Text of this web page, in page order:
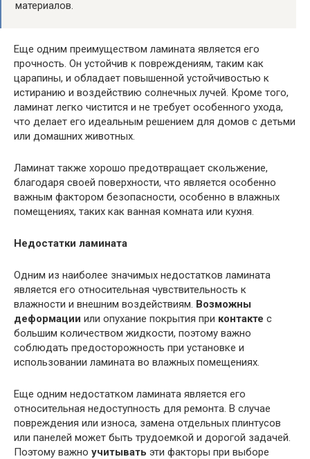
материалов.
Еще одним преимуществом ламината является его
прочность. Он устойчив к повреждениям, таким как
царапины, и обладает повышенной устойчивостью к
истиранию и воздействию солнечных лучей. Кроме того,
ламинат легко чистится и не требует особенного ухода,
что делает его идеальным решением для домов с детьми
или домашних животных.
Ламинат также хорошо предотвращает скольжение,
благодаря своей поверхности, что является особенно
важным фактором безопасности, особенно в влажных
помещениях, таких как ванная комната или кухня.
Недостатки ламината
Одним из наиболее значимых недостатков ламината
является его относительная чувствительность к
влажности и внешним воздействиям. Возможны
деформации или опухание покрытия при контакте с
большим количеством жидкости, поэтому важно
соблюдать предосторожность при установке и
использовании ламината во влажных помещениях.
Еще одним недостатком ламината является его
относительная недоступность для ремонта. В случае
повреждения или износа, замена отдельных плинтусов
или панелей может быть трудоемкой и дорогой задачей.
Поэтому важно учитывать эти факторы при выборе